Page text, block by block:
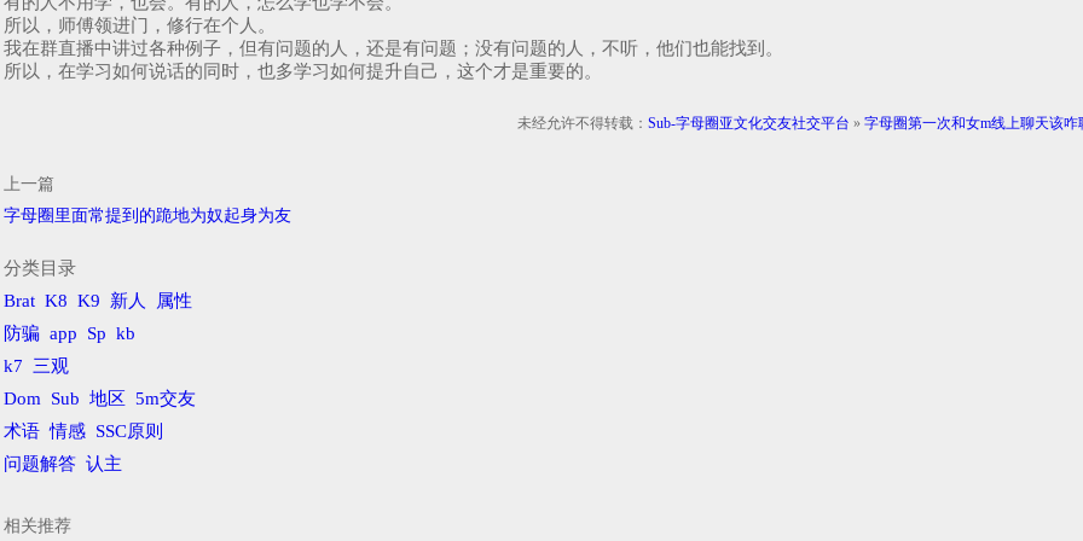
所以，师傅领进门，修行在个人。
我在群直播中讲过各种例子，但有问题的人，还是有问题；没有问题的人，不听，他们也能找到。
所以，在学习如何说话的同时，也多学习如何提升自己，这个才是重要的。
未经允许不得转载： Sub-字母圈亚文化交友社交平台 » 字母圈第一次和女m线上聊天该咋
上一篇
字母圈里面常提到的跪地为奴起身为友
分类目录
Brat K8 K9 新人
属性
防骗 app Sp kb
k7 三观
Dom Sub 地区
5m交友
术语 情感 SSC原则
问题解答 认主
相关推荐